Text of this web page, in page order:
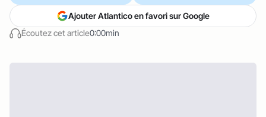
Écoutez cet article0:00min
Ajouter Atlantico en favori sur Google